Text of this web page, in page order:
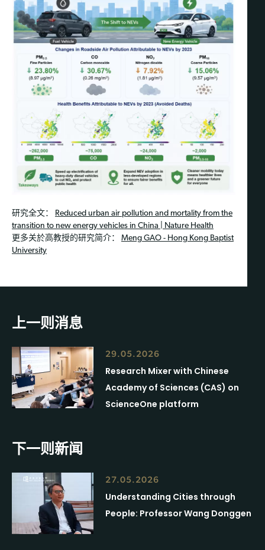
研究全文：
Reduced urban air pollution and mortality from the
transition to new energy vehicles in China | Nature Health
更多关於高教授的研究简介： Meng GAO - Hong Kong Baptist
University
上一则消息
29.05.2026
Research Mixer with Chinese
Academy of Sciences (CAS) on
ScienceOne platform
下一则新闻
27.05.2026
Understanding Cities through
People: Professor Wang Donggen